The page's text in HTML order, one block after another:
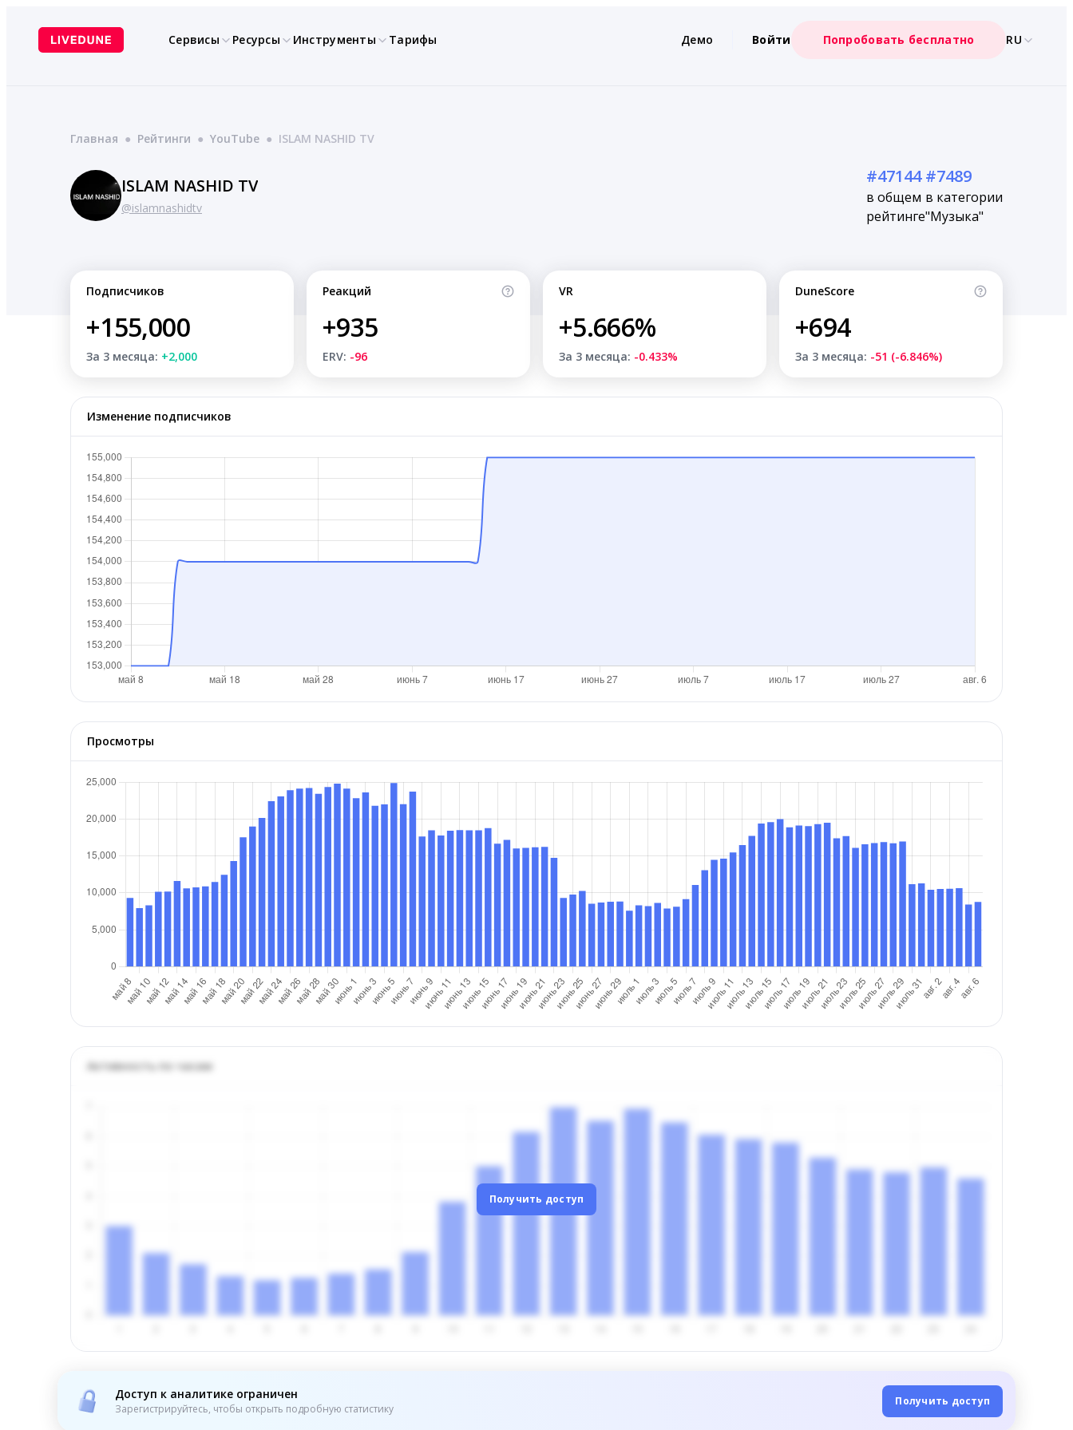
содержимому
Сервисы Ресурсы Инструменты Тарифы Демо Войти Попробовать бесплатно RU
Главная ● Рейтинги ● YouTube ● ISLAM NASHID TV
ISLAM NASHID TV
@islamnashidtv
#47144
в общем
рейтинге
#7489
в категории
"Музыка"
Подписчиков
+155,000
За 3 месяца: +2,000
Реакций
+935
ERV: -96
VR
+5.666%
За 3 месяца: -0.433%
DuneScore
+694
За 3 месяца: -51 (-6.846%)
Изменение подписчиков
Просмотры
Активность по часам
Получить доступ
Доступ к аналитике ограничен
Зарегистрируйтесь, чтобы открыть подробную статистику
Получить доступ